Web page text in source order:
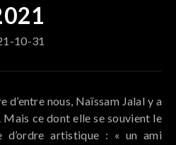
10-31
d’entre nous, Naïssam Jalal y a
Mais ce dont elle se souvient le
d’ordre artistique : « un ami